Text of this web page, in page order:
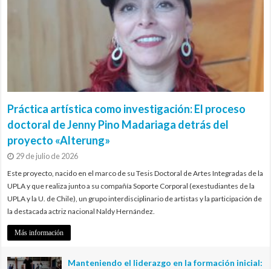
Práctica artística como investigación: El proceso
doctoral de Jenny Pino Madariaga detrás del
proyecto «Alterung»
29 de julio de 2026
Este proyecto, nacido en el marco de su Tesis Doctoral de Artes Integradas de la
UPLA y que realiza junto a su compañía Soporte Corporal (exestudiantes de la
UPLA y la U. de Chile), un grupo interdisciplinario de artistas y la participación de
la destacada actriz nacional Naldy Hernández.
Más información
Manteniendo el liderazgo en la formación inicial: